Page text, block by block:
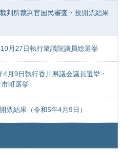
判所裁判官国民審査・投開票結果
月27日執行衆議院議員総選挙
月9日執行香川県議会議員選挙・
町選挙
票結果（令和5年4月9日）